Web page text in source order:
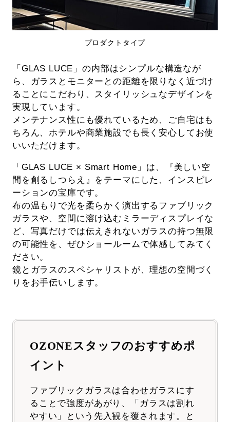
プロダクトタイプ
「GLAS LUCE」の内部はシンプルな構造なが
ら、ガラスとモニターとの距離を限りなく近づけ
ることにこだわり、スタイリッシュなデザインを
実現しています。
メンテナンス性にも優れているため、ご自宅はも
ちろん、ホテルや商業施設でも長く安心してお使
いいただけます。
「GLAS LUCE × Smart Home」は、『美しい空
間を創るしつらえ』をテーマにした、インスピレ
ーションの宝庫です。
布の温もりで光を柔らかく演出するファブリック
ガラスや、空間に溶け込むミラーディスプレイな
ど、写真だけでは伝えきれないガラスの持つ無限
の可能性を、ぜひショールームで体感してみてく
ださい。
鏡とガラスのスペシャリストが、理想の空間づく
りをお手伝いします。
OZONEスタッフのおすすめポ
イント
ファブリックガラスは合わせガラスにす
ることで強度があがり、「ガラスは割れ
やすい」という先入観を覆されます。と